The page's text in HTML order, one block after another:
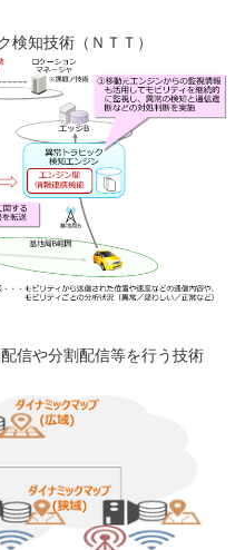
知技術（ＮＴＴ）
信や分割配信等を行う技術